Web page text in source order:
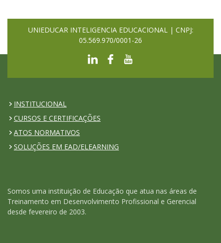
UNIEDUCAR INTELIGENCIA EDUCACIONAL | CNPJ:
05.569.970/0001-26
INSTITUCIONAL
CURSOS E CERTIFICAÇÕES
ATOS NORMATIVOS
SOLUÇÕES EM EAD/ELEARNING
Somos uma instituição de Educação que atua nas áreas de
Treinamento em Desenvolvimento Profissional e Gerencial
desde fevereiro de 2003.